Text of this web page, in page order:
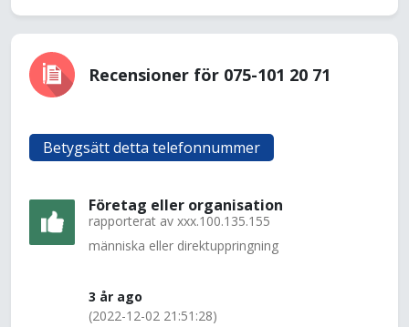
Recensioner för 075-101 20 71
Betygsätt detta telefonnummer
Företag eller organisation
rapporterat av xxx.100.135.155
människa eller direktuppringning
3 år ago
(2022-12-02 21:51:28)